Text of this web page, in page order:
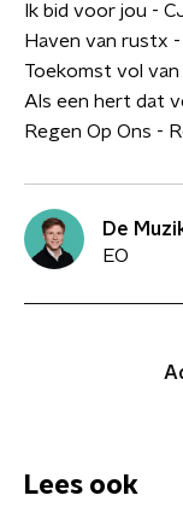
Ik bid voor jou -
Haven van rustx
Toekomst vol
Als een hert dat
Regen Op Ons -
De
EO
Lees ook